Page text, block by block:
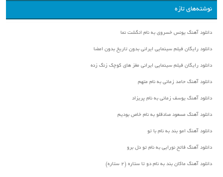
نوشته‌های تازه
دانلود آهنگ یونس خسروی به نام انگشت نما
دانلود رایگان فیلم سینمایی ایرانی بدون تاریخ بدون امضا
دانلود رایگان فیلم سینمایی ایرانی مغز های کوچک زنگ زده
دانلود آهنگ حامد زمانی به نام متهم
دانلود آهنگ یوسف زمانی به نام پریزاد
دانلود آهنگ مسعود صادقلو به نام خاص بودیم
دانلود آهنگ امو بند به نام با تو
دانلود آهنگ فاتح نورایی به نام تو دل برو
دانلود آهنگ ماکان بند به نام دو تا ستاره (۲ ستاره)